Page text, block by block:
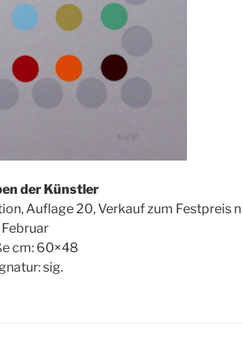
der Künstler
Auflage 20, Verkauf zum Festpreis
Februar
cm: 60×48
sig.